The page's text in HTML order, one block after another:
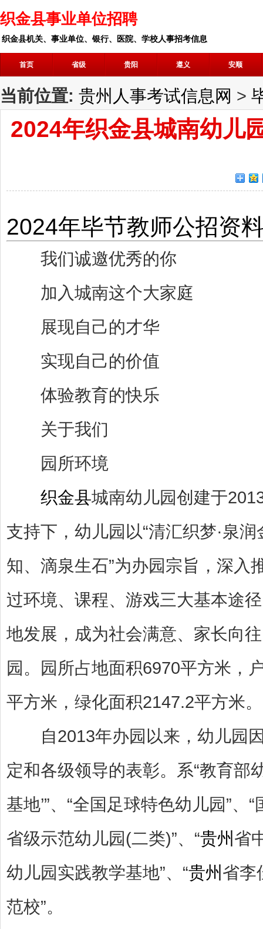
织金县事业单位招聘
织金县机关、事业单位、银行、医院、学校人事招考信息
首页 省级 贵阳 遵义 安顺
当前位置: 贵州人事考试信息网 >
2024年织金县城南幼儿
2024年毕节教师公招资
我们诚邀优秀的你
加入城南这个大家庭
展现自己的才华
实现自己的价值
体验教育的快乐
关于我们
园所环境
织金县城南幼儿园创建于
支持下，幼儿园以“清汇织梦·泉
知、滴泉生石”为办园宗旨，深入
过环境、课程、游戏三大基本途
地发展，成为社会满意、家长向
园。园所占地面积6970平方米，
平方米，绿化面积2147.2平方米。
自2013年办园以来，幼儿园因
定和各级领导的表彰。系“教育部
基地’”、“全国足球特色幼儿园”
省级示范幼儿园(二类)”、“贵州 省
幼儿园实践教学基地”、“贵州 省李
范校”。